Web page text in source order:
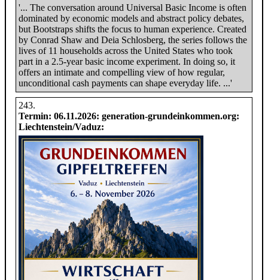
'... The conversation around Universal Basic Income is often
dominated by economic models and abstract policy debates,
but Bootstraps shifts the focus to human experience. Created
by Conrad Shaw and Deia Schlosberg, the series follows the
lives of 11 households across the United States who took
part in a 2.5-year basic income experiment. In doing so, it
offers an intimate and compelling view of how regular,
unconditional cash payments can shape everyday life. ...'
Termin:06.11.2026: generation-grundeinkommen.org:
Liechtenstein/Vaduz: